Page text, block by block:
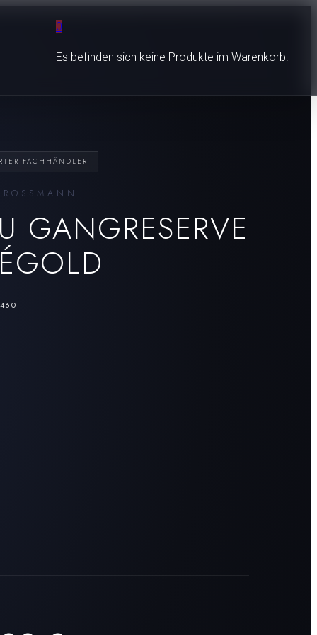
0
Es befinden sich keine Produkte im Warenkorb.
FACHHÄNDLER
GANGRESERVE